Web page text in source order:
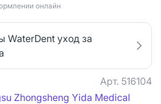
онлайн
WaterDent уход за
Арт. 516104
Zhongsheng Yida Medical